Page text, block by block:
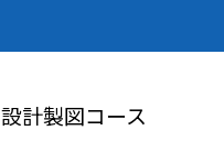
設計製図コース